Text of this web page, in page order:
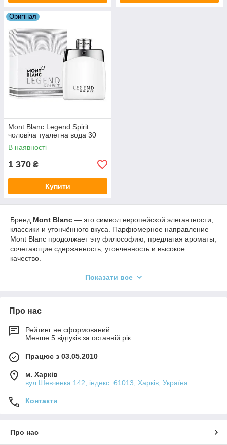
Оригiнал
Mont Blanc Legend Spirit
чоловіча туалетна вода 30
В наявності
1 370 ₴
Купити
Бренд Mont Blanc — это символ европейской элегантности,
классики и утончённого вкуса. Парфюмерное направление
Mont Blanc продолжает эту философию, предлагая ароматы,
сочетающие сдержанность, утонченность и высокое
качество.
🌟 Парфюмерное направление и стиль
отсылают к идеалам джентльменства и утончённой
женственности.
Стиль "business elegant"
для офиса, деловых встреч и повседневной носки.
Фокус на сбалансированных композициях
бренд избегает излишней экстравагантности, отдавая
Показати все
Про нас
Рейтинг не сформований
Менше 5 відгуків за останній рік
Працює з 03.05.2010
м. Харків
вул Шевченка 142, iндекс: 61013, Харків, Україна
Контакти
Про нас